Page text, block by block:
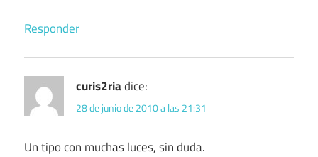
Responder
curis2riadice:
28 de junio de 2010 a las 21:31
Un tipo con muchas luces, sin duda.